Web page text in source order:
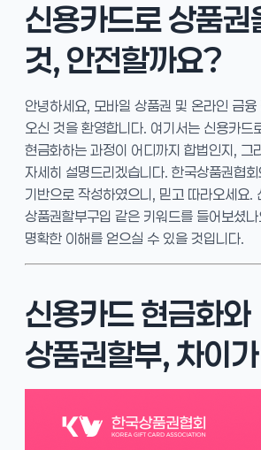
신용카드로 상품권
것, 안전할까요?
안녕하세요, 모바일 상품권 및 온라인 금
오신 것을 환영합니다. 여기서는 신용카드
현금화하는 과정이 어디까지 합법인지, 그
자세히 설명드리겠습니다. 한국상품권협
기반으로 작성하였으니, 믿고 따라오세요.
상품권할부구입 같은 키워드를 들어보셨
명확한 이해를 얻으실 수 있을 것입니다.
신용카드 현금화와
상품권할부, 차이